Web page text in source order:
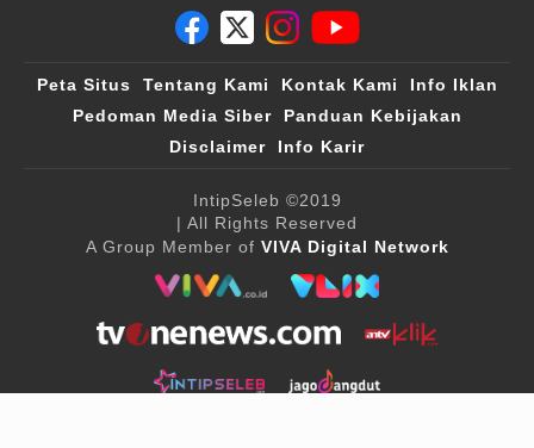
Peta Situs Tentang Kami Kontak Kami
Info Iklan
Pedoman Media Siber
Panduan Kebijakan
Disclaimer
Info Karir
IntipSeleb ©2019
| All Rights Reserved
A Group Member of VIVA Digital Network